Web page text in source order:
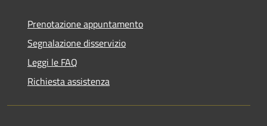
Prenotazione appuntamento
Segnalazione disservizio
Leggi le FAQ
Richiesta assistenza